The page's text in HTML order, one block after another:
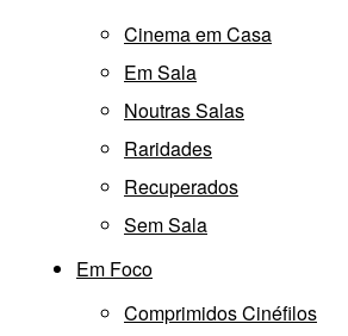
Cinema em Casa
Em Sala
Noutras Salas
Raridades
Recuperados
Sem Sala
Em Foco
Comprimidos Cinéfilos